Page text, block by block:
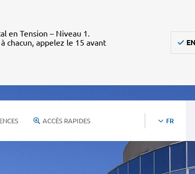
en Tension – Niveau 1.
chacun, appelez le 15 avant
ACCÈS RAPIDES FR